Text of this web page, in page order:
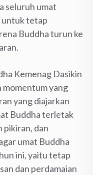
seluruh umat
untuk tetap
Buddha turun ke
Kemenag Dasikin
momentum yang
yang diajarkan
Buddha terletak
pikiran, dan
umat Buddha
ini, yaitu tetap
dan perdamaian